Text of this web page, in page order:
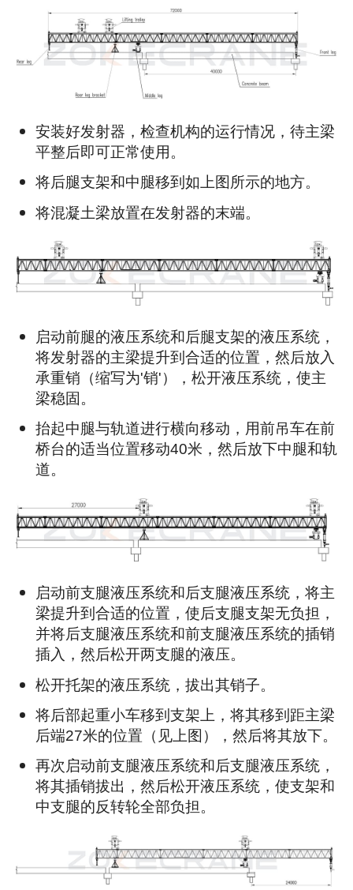
安装好发射器，检查机构的运行情况，待主梁
平整后即可正常使用。
将后腿支架和中腿移到如上图所示的地方。
将混凝土梁放置在发射器的末端。
启动前腿的液压系统和后腿支架的液压系统，
将发射器的主梁提升到合适的位置，然后放入
承重销（缩写为'销'），松开液压系统，使主
梁稳固。
抬起中腿与轨道进行横向移动，用前吊车在前
桥台的适当位置移动40米，然后放下中腿和轨
道。
启动前支腿液压系统和后支腿液压系统，将主
梁提升到合适的位置，使后支腿支架无负担，
并将后支腿液压系统和前支腿液压系统的插销
插入，然后松开两支腿的液压。
松开托架的液压系统，拔出其销子。
将后部起重小车移到支架上，将其移到距主梁
后端27米的位置（见上图），然后将其放下。
再次启动前支腿液压系统和后支腿液压系统，
将其插销拔出，然后松开液压系统，使支架和
中支腿的反转轮全部负担。